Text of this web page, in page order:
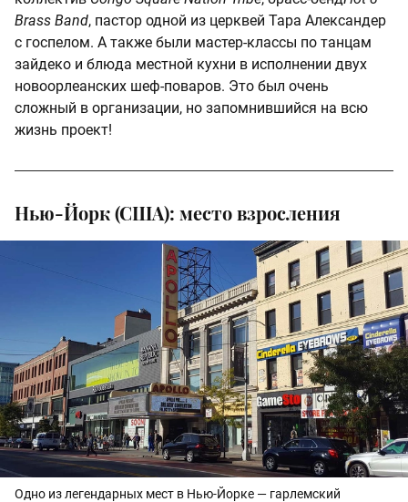
Brass Band, пастор одной из церквей Тара Александер
с госпелом. А также были мастер-классы по танцам
зайдеко и блюда местной кухни в исполнении двух
новоорлеанских шеф-поваров. Это был очень
сложный в организации, но запомнившийся на всю
жизнь проект!
Нью-Йорк (США): место взросления
Одно из легендарных мест в Нью-Йорке — гарлемский